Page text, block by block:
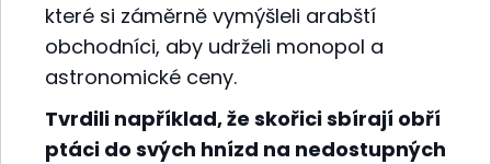
které si záměrně vymýšleli arabští
obchodníci, aby udrželi monopol a
astronomické ceny.
Tvrdili například, že skořici sbírají obří
ptáci do svých hnízd na nedostupných